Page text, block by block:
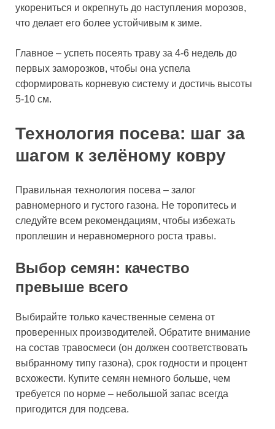
укорениться и окрепнуть до наступления морозов,
что делает его более устойчивым к зиме.
Главное – успеть посеять траву за 4-6 недель до
первых заморозков, чтобы она успела
сформировать корневую систему и достичь высоты
5-10 см.
Технология посева: шаг за
шагом к зелёному ковру
Правильная технология посева – залог
равномерного и густого газона. Не торопитесь и
следуйте всем рекомендациям, чтобы избежать
проплешин и неравномерного роста травы.
Выбор семян: качество
превыше всего
Выбирайте только качественные семена от
проверенных производителей. Обратите внимание
на состав травосмеси (он должен соответствовать
выбранному типу газона), срок годности и процент
всхожести. Купите семян немного больше, чем
требуется по норме – небольшой запас всегда
пригодится для подсева.